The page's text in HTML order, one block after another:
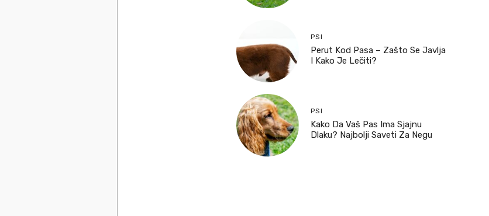
PSI
Perut Kod Pasa – Zašto Se Javlja
I Kako Je Lečiti?
PSI
Kako Da Vaš Pas Ima Sjajnu
Dlaku? Najbolji Saveti Za Negu